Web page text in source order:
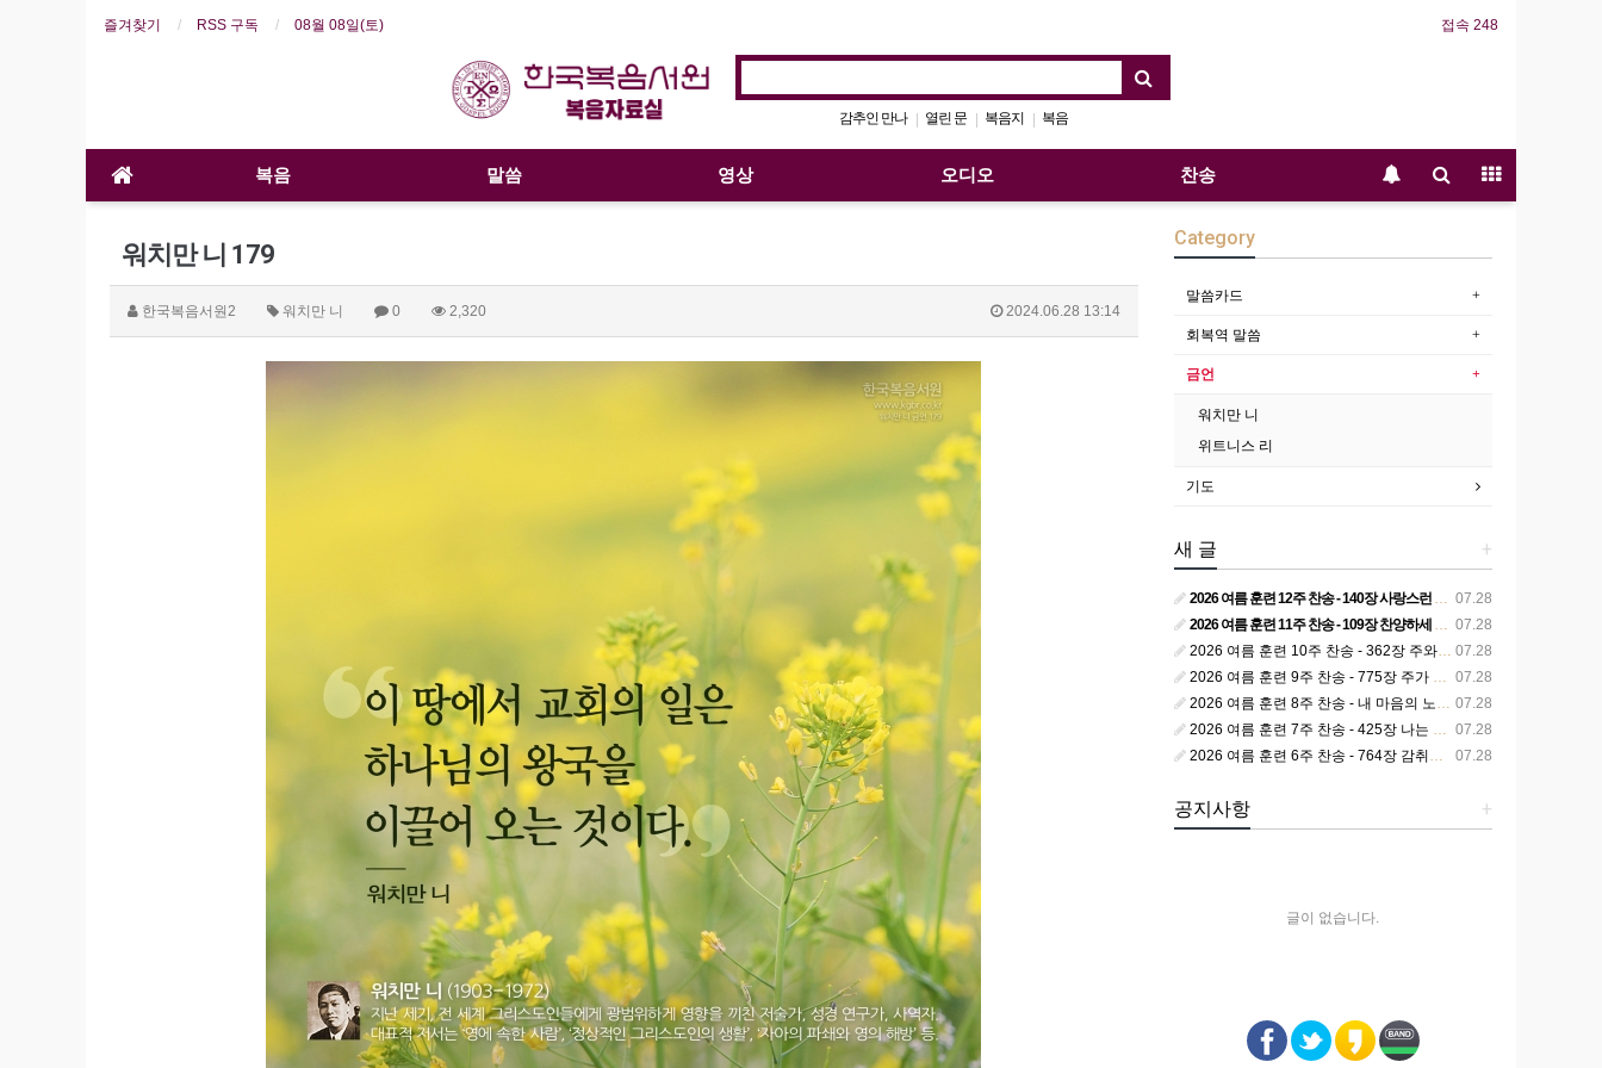
즐겨찾기 RSS 구독 08월 08일(토) 접속 248
감추인 만나 | 열린 문 | 복음지 | 복음
복음 말씀 영상 오디오 찬송
워치만 니 179
한국복음서원2 워치만 니 0 2,320 2024.06.28 13:14
Category
말씀카드
회복역 말씀
금언
워치만 니
위트니스 리
기도
+
새 글
07.28
2026 여름 훈련 12주 찬송 - 140장 사랑스런 나의 신랑
07.28
2026 여름 훈련 11주 찬송 - 109장 찬양하세 주의 승리
07.28
2026 여름 훈련 10주 찬송 - 362장 주와 함께 못 박혀서
07.28
2026 여름 훈련 9주 찬송 - 775장 주가 구속하신 백성
07.28
2026 여름 훈련 8주 찬송 - 내 마음의 노래 393장 참 영광스런 우리 왕
07.28
2026 여름 훈련 7주 찬송 - 425장 나는 피조된 그릇
07.28
2026 여름 훈련 6주 찬송 - 764장 감취었던 비밀 나타났으니
+
공지사항
글이 없습니다.